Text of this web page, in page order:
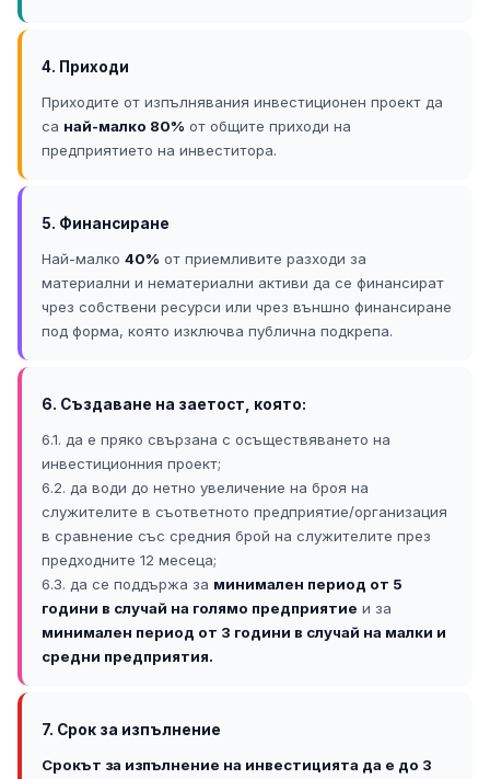
4. Приходи
Приходите от изпълнявания инвестиционен проект да
са най-малко 80% от общите приходи на
предприятието на инвеститора.
5. Финансиране
Най-малко 40% от приемливите разходи за
материални и нематериални активи да се финансират
чрез собствени ресурси или чрез външно финансиране
под форма, която изключва публична подкрепа.
6. Създаване на заетост, която:
6.1. да е пряко свързана с осъществяването на
инвестиционния проект;
6.2. да води до нетно увеличение на броя на
служителите в съответното предприятие/организация
в сравнение със средния брой на служителите през
предходните 12 месеца;
6.3. да се поддържа за минимален период от 5
години в случай на голямо предприятие и за
минимален период от 3 години в случай на малки и
средни предприятия.
7. Срок за изпълнение
Срокът за изпълнение на инвестицията да е до 3